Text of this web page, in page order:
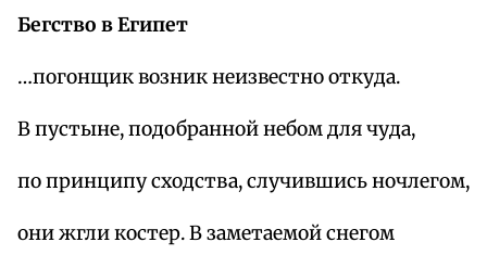
Бегство в Египет
…погонщик возник неизвестно откуда.
В пустыне, подобранной небом для чуда,
по принципу сходства, случившись ночлегом,
они жгли костер. В заметаемой снегом